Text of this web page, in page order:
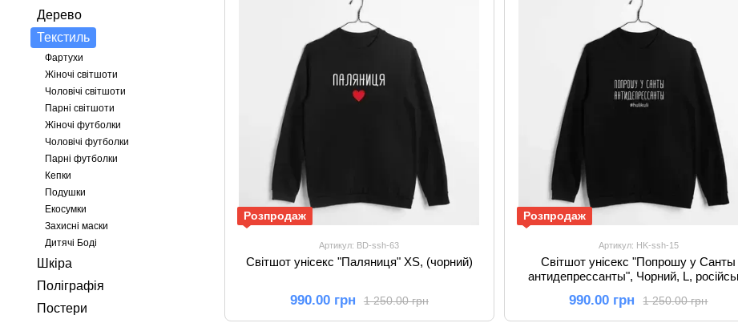
Розпродаж
Артикул: BD-ssh-63
Світшот унісекс "Паляниця" XS, (чорний)
1 250.00 грн
990.00 грн
Розпродаж
Артикул: HK-ssh-15
Світшот унісекс "Попрошу у Санты
антидепрессанты", Чорний, L,
1 250.00 грн
990.00 грн
Дерево
Текстиль
Фартухи
Жіночі світшоти
Чоловічі світшоти
Парні світшоти
Жіночі футболки
Чоловічі футболки
Парні футболки
Кепки
Подушки
Екосумки
Захисні маски
Дитячі Боді
Шкіра
Поліграфія
Постери